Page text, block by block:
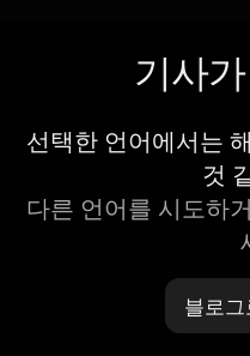
기사
선택한 언어에서는
것
다른 언어를 시도하
블로그